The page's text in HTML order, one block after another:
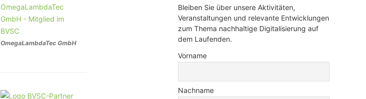
OmegaLambdaTec GmbH
Bleiben Sie über unsere Aktivitäten,
Veranstaltungen und relevante Entwicklungen
zum Thema nachhaltige Digitalisierung auf
dem Laufenden.
Vorname
Nachname